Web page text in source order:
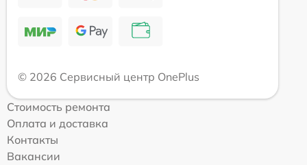
© 2026 Сервисный центр OnePlus
Стоимость ремонта
Оплата и доставка
Контакты
Вакансии